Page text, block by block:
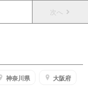
次へ
神奈川県 大阪府